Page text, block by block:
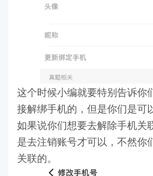
这个时候小编就要特别告诉你
接解绑手机的，但是你们是可
如果说你们想要去解除手机关
是去注销账号才可以，不然你
关联的。